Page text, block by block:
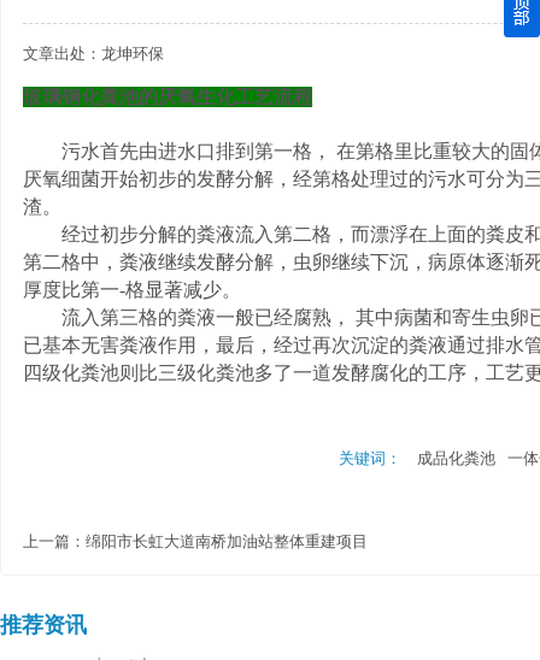
关于重庆玻璃钢化粪池的这些基础知识你都记住了吗？
四川玻璃钢化粪池选购时应该如何进行挑选？
在安装绵阳玻璃钢化粪池时可能遇到这些难题
使用成都玻璃钢化粪池的七大好处你都记住了吗？
文章出处：龙坤环保
玻璃钢化粪池的厌氧生化工艺流程
污水首先由进水口排到第一格，
在第格里比重较大的固
厌氧细菌开始初步的发酵分解，经第格处理过的污水可分为
渣。
经过初步分解的粪液流入第二格，而漂浮在上面的粪皮
第二格中，粪液继续发酵分解，虫卵继续下沉，病原体逐渐
厚度比第一-格显著减少。
流入第三格的粪液一般已经腐熟，
其中病菌和寄生虫卵
已基本无害粪液作用，最后，经过再次沉淀的粪液通过排水
四级化粪池则比三级化粪池多了一道发酵腐化的工序，工艺
关键词： 成品化粪池 一
上一篇： 绵阳市长虹大道南桥加油站整体重建项目
推荐资讯